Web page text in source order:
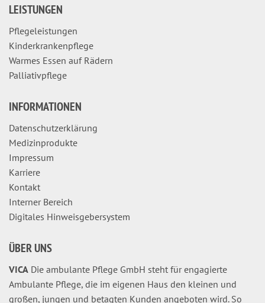
LEISTUNGEN
Pflegeleistungen
Kinderkrankenpflege
Warmes Essen auf Rädern
Palliativpflege
INFORMATIONEN
Datenschutzerklärung
Medizinprodukte
Impressum
Karriere
Kontakt
Interner Bereich
Digitales Hinweisgebersystem
ÜBER UNS
VICA Die ambulante Pflege GmbH steht für engagierte
Ambulante Pflege, die im eigenen Haus den kleinen und
großen, jungen und betagten Kunden angeboten wird. So